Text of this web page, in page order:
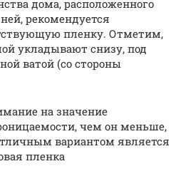
дома, расположенного
рекомендуется
пленку. Отметим,
укладывают снизу, под
ватой (со стороны
на значение
чем он меньше,
вариантом является
пленка